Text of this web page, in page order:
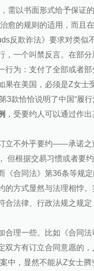
需以书面形式给予保证
愈的规则的适用，而
反欺诈法》要求对类似
一个叫禁反言。在部
为：支付了全部或者
在美国，必须是Z女士
款恰恰说明了中国“履
，受要约人可以通过作
立不外乎要约——承诺之
但根据交易习惯或者要
《合同法》第36条等
方式显然与法理相悖
法律、行政法规之规
理一些。比如《合同
方有订立合同意愿的
中，显然不能从Z女士